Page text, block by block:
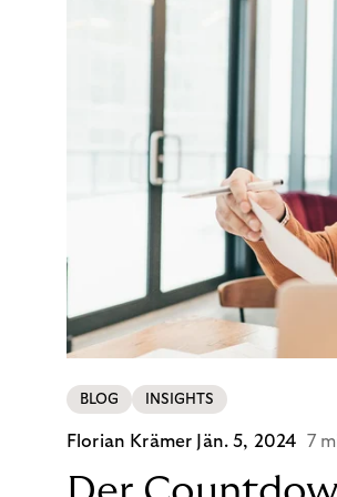
BLOG INSIGHTS
Florian Krämer Jän. 5, 2024 7